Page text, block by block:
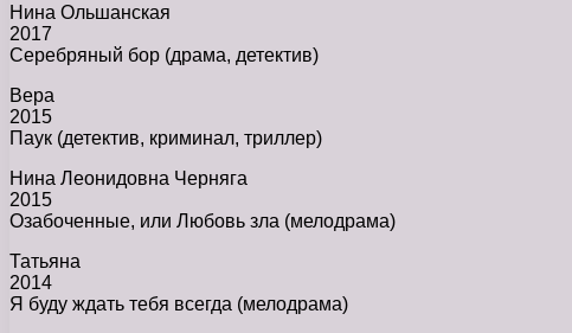
Нина Ольшанская
2017
Серебряный бор (драма, детектив)
Вера
2015
Паук (детектив, криминал, триллер)
Нина Леонидовна Черняга
2015
Озабоченные, или Любовь зла (мелодрама)
Татьяна
2014
Я буду ждать тебя всегда (мелодрама)